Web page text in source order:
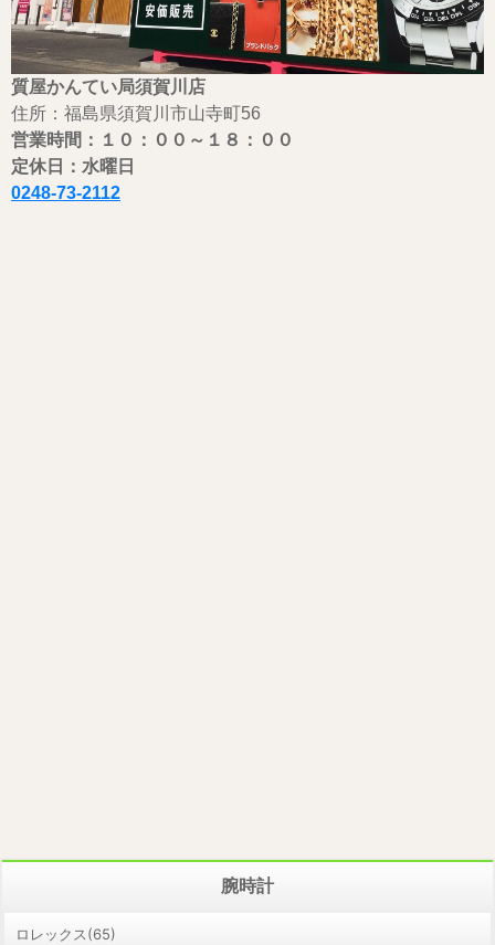
質屋かんてい局須賀川店
住所：福島県須賀川市山寺町56
営業時間：１０：００ ～ １８：００
定休日：水曜日
0248-73-2112
腕時計
ロレックス(65)